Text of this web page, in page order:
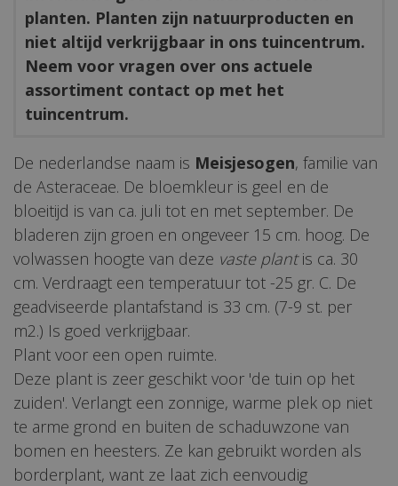
planten. Planten zijn natuurproducten en
niet altijd verkrijgbaar in ons tuincentrum.
Neem voor vragen over ons actuele
assortiment contact op met het
tuincentrum.
De nederlandse naam is Meisjesogen, familie van
de Asteraceae. De bloemkleur is geel en de
bloeitijd is van ca. juli tot en met september. De
bladeren zijn groen en ongeveer 15 cm. hoog. De
volwassen hoogte van deze vaste plantis ca. 30
cm. Verdraagt een temperatuur tot -25 gr. C. De
geadviseerde plantafstand is 33 cm. (7-9 st. per
m2.) Is goed verkrijgbaar.
Plant voor een open ruimte.
Deze plant is zeer geschikt voor 'de tuin op het
zuiden'. Verlangt een zonnige, warme plek op niet
te arme grond en buiten de schaduwzone van
bomen en heesters. Ze kan gebruikt worden als
borderplant, want ze laat zich eenvoudig